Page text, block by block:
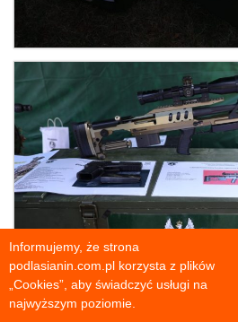
Informujemy, że strona
podlasianin.com.pl korzysta z plików
„Cookies”, aby świadczyć usługi na
najwyższym poziomie.